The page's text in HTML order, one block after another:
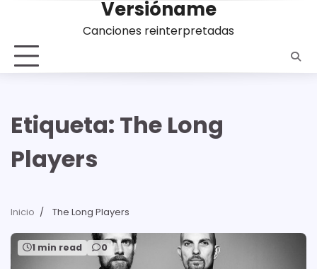
contenido
Versióname
Canciones reinterpretadas
Etiqueta: The Long
Players
Inicio The Long Players
1 min read 0